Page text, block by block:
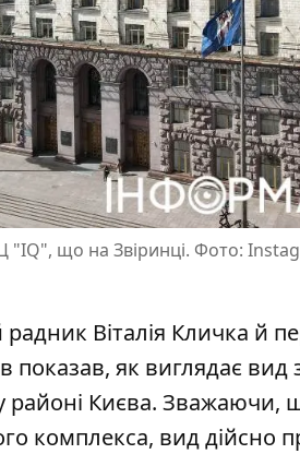
"IQ", що на Звіринці. Фото:
Віталія Кличка й
як виглядає вид
Києва. Зважаючи,
комплекса, вид дійсно